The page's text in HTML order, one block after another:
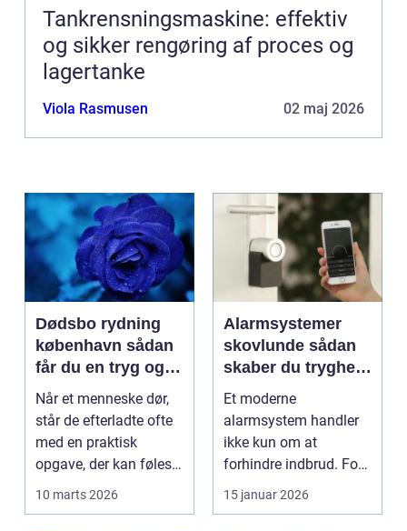
Tankrensningsmaskine: effektiv
og sikker rengøring af proces og
lagertanke
Viola Rasmusen 02 maj 2026
Dødsbo rydning
københavn sådan
får du en tryg og
effektiv løsning
Når et menneske dør,
står de efterladte ofte
med en praktisk
opgave, der kan føles
helt uoverskuelig...
10 marts 2026
Alarmsystemer
skovlunde sådan
skaber du tryghed
i hverdagen
Et moderne
alarmsystem handler
ikke kun om at
forhindre indbrud. For
mange familier og
virksomheder ...
15 januar 2026